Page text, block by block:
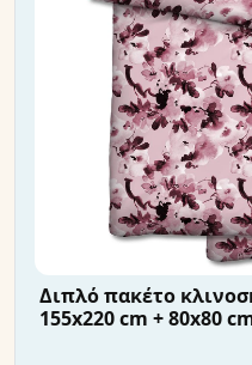
Διπλό πακέτο
155x220 cm + 80x80